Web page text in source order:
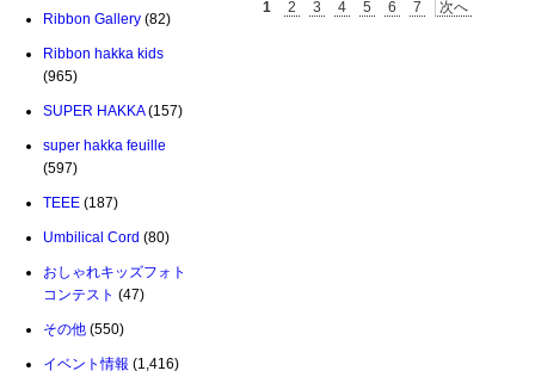
Ribbon Gallery (82)
Ribbon hakka kids
(965)
SUPER HAKKA(157)
super hakka feuille
(597)
TEEE (187)
Umbilical Cord (80)
おしゃれキッズフォト
コンテスト (47)
その他 (550)
イベント情報 (1,416)
1 2 3 4 5 6 7 次へ